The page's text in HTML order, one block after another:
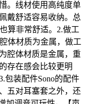
。线材使用高纯度单
戴舒适容易收纳。总
算非常舒适。2.做工
体材质为金属，做工
腔体材质是金属，重
存在感会比较更明
包装配件Sono的配件
五对耳塞套之外，还